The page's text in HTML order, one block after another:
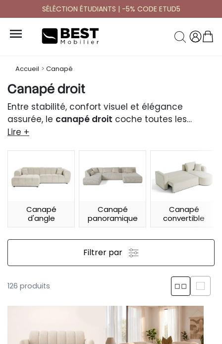
SÉLÉCTION ÉTUDIANTS | -5% CODE ETUD5

Accueil Canapé
Canapé droit
Entre stabilité, confort visuel et élégance
assurée, le canapé droit coche toutes les
cases du salon stylé et bien aménagé.
Lire +
Canapé
d'angle
Canapé
panoramique
Canapé
convertible
Filtrer par
126 produits